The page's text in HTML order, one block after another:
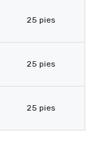
25 pies
25 pies
25 pies